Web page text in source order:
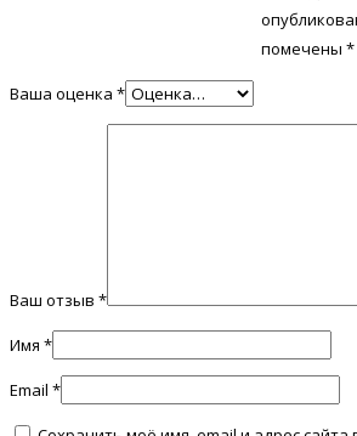
помечены*
Ваша оценка *
Ваш отзыв *
Имя *
Email *